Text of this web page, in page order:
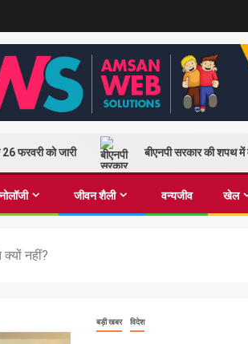
फरवरी को जारी बीएनपी सरकार की शपथ में
जीवन शैली वन्यजीव खेल
क्यों नहीं?
बड़ी खबर विदेश